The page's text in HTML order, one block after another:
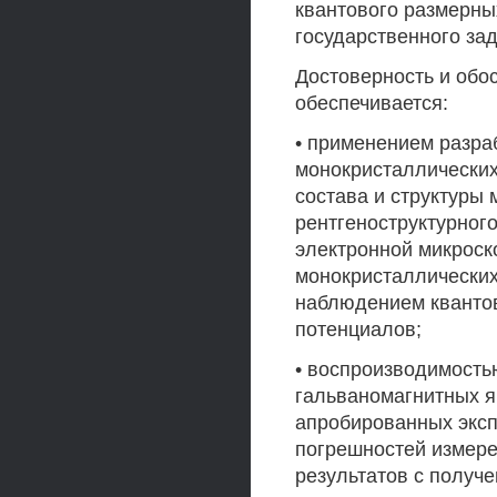
квантового
государственного
Достоверность и
обеспечивается:
• применением
состава и
электронной
наблюдением
потенциалов;
•
гальваномагнитных
апробированных
погрешностей
результатов с